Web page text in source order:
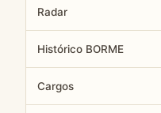
Radar
Histórico BORME
Cargos